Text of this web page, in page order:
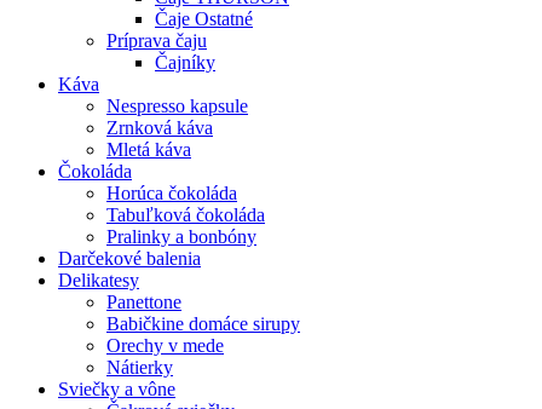
Čaje Ostatné
Príprava čaju
Čajníky
Káva
Nespresso kapsule
Zrnková káva
Mletá káva
Čokoláda
Horúca čokoláda
Tabuľková čokoláda
Pralinky a bonbóny
Darčekové balenia
Delikatesy
Panettone
Babičkine domáce sirupy
Orechy v mede
Nátierky
Sviečky a vône